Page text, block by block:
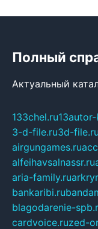
Полный
Актуальный
133chel.ru
3-d-file.ru3d-file.ru
airgungames.ru
alfeihavsalnassr.ru
aria-family.ru
bankaribi.ru
blagodarenie-
cardvoice.ruzed-